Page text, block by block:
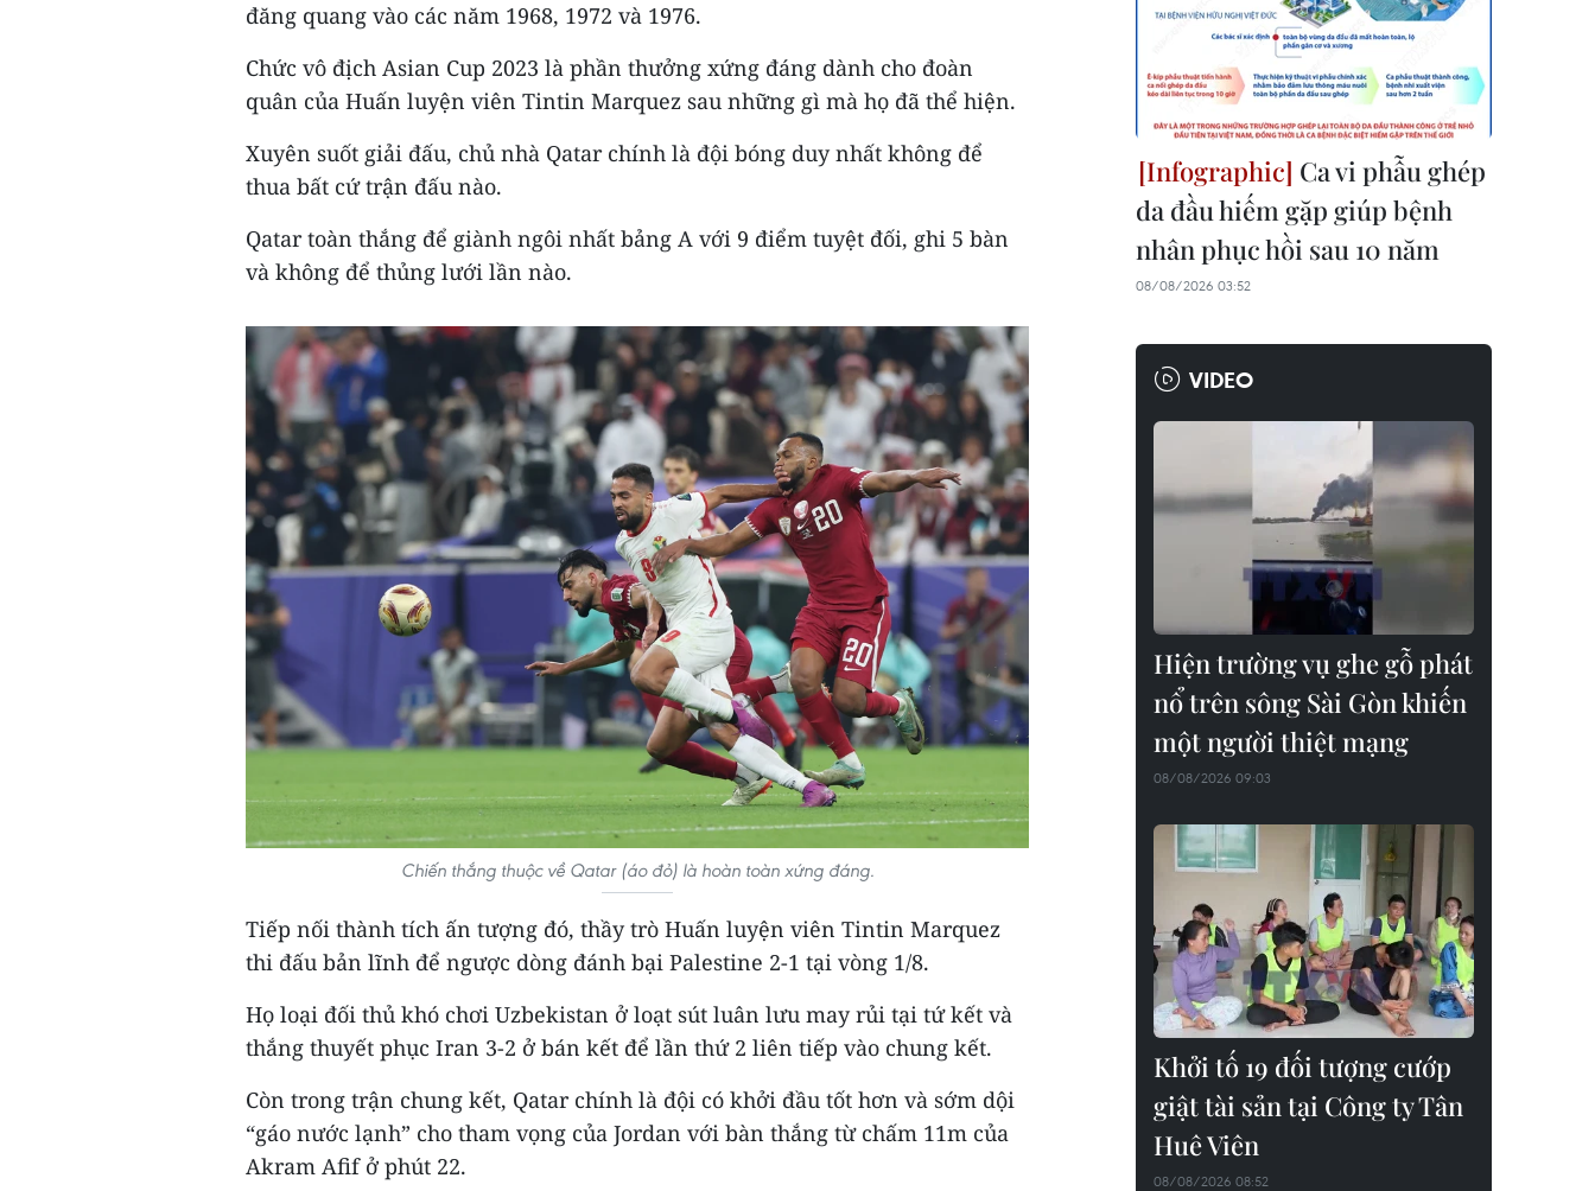
đăng quang vào các năm 1968, 1972 và 1976.
Chức vô địch Asian Cup 2023 là phần thưởng xứng đáng dành cho đoàn
quân của Huấn luyện viên Tintin Marquez sau những gì mà họ đã thể hiện.
Xuyên suốt giải đấu, chủ nhà Qatar chính là đội bóng duy nhất không để
thua bất cứ trận đấu nào.
Qatar toàn thắng để giành ngôi nhất bảng A với 9 điểm tuyệt đối, ghi 5 bàn
và không để thủng lưới lần nào.
Chiến thắng thuộc về Qatar (áo đỏ) là hoàn toàn xứng đáng.
Tiếp nối thành tích ấn tượng đó, thầy trò Huấn luyện viên Tintin Marquez
thi đấu bản lĩnh để ngược dòng đánh bại Palestine 2-1 tại vòng 1/8.
Họ loại đối thủ khó chơi Uzbekistan ở loạt sút luân lưu may rủi tại tứ kết và
thắng thuyết phục Iran 3-2 ở bán kết để lần thứ 2 liên tiếp vào chung kết.
Còn trong trận chung kết, Qatar chính là đội có khởi đầu tốt hơn và sớm dội
“gáo nước lạnh” cho tham vọng của Jordan với bàn thắng từ chấm 11m của
Akram Afif ở phút 22.
Ca vi phẫu ghép
da đầu hiếm gặp giúp bệnh
nhân phục hồi sau 10 năm
08/08/2026 03:52
VIDEO
Hiện trường vụ ghe gỗ phát
nổ trên sông Sài Gòn khiến
một người thiệt mạng
08/08/2026 09:03
Khởi tố 19 đối tượng cướp
giật tài sản tại Công ty Tân
Huê Viên
08/08/2026 08:52